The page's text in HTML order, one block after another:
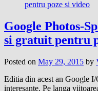
Google Photos-
si gratuit pentru
Posted on May 29, 2015 by
Editia din acest an Google
interesante. Pe langa